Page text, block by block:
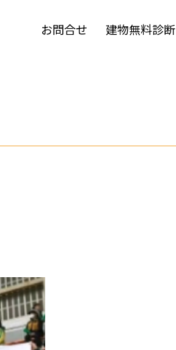
お問合せ 建物無料診断